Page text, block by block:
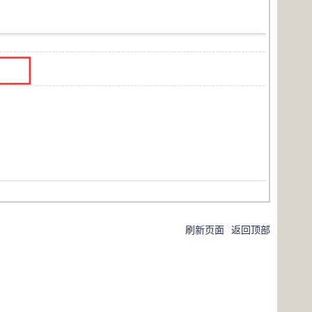
刷新页面 返回顶部